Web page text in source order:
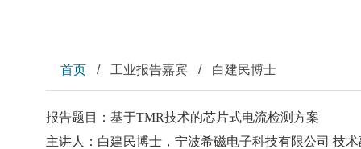
首页 / 工业报告嘉宾 / 白建民博士
报告题目：基于TMR技术的芯片式电流检测方案
主讲人：白建民博士，宁波希磁电子科技有限公司 技术